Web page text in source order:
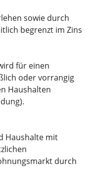
sowie durch
begrenzt im Zins
für einen
oder vorrangig
Haushalten
Haushalte mit
durch